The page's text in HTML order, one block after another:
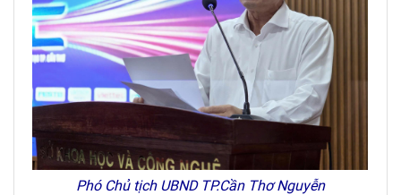
Phó Chủ tịch UBND TP.Cần Thơ Nguyễn